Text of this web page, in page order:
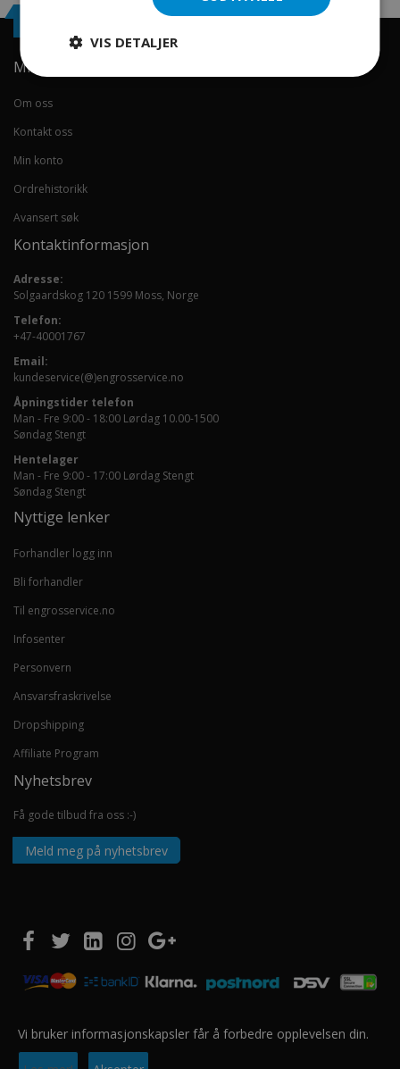
Vi bruker informasjonskapsler får å forbedre opplevelsen din.
Min konto
Om oss
Kontakt oss
Min konto
Ordrehistorikk
Avansert søk
Kontaktinformasjon
Adresse:
Solgaardskog 120 1599 Moss, Norge
Telefon:
+47-40001767
Email:
kundeservice(@)engrosservice.no
Åpningstider telefon
Man - Fre 9:00 - 18:00 Lørdag 10.00-1500
Søndag Stengt
Hentelager
Man - Fre 9:00 - 17:00 Lørdag Stengt
Søndag Stengt
Nyttige lenker
Forhandler logg inn
Bli forhandler
Til engrosservice.no
Infosenter
Personvern
Ansvarsfraskrivelse
Dropshipping
Affiliate Program
Nyhetsbrev
Få gode tilbud fra oss :-)
Meld meg på nyhetsbrev
Copyright © 2020 EUROSHOPPER GROUP AS. Alle rettigheter forbeholdt.
VIS DETALJER